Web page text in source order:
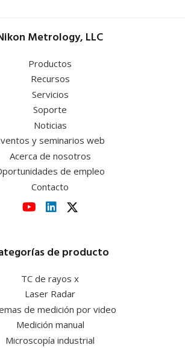
Metrology, LLC
Productos
Recursos
Servicios
Soporte
Noticias
y seminarios web
Acerca de nosotros
de empleo
Contacto
de producto
TC de rayos x
Laser Radar
de medición por video
Medición manual
Microscopía industrial